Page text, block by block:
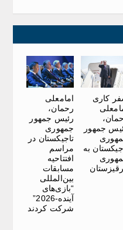
کاری
جمهور
به
امامعلی
رحمان،
رئیس جمهور
جمهوری
تاجیکستان در
مراسم
افتتاحیه
مسابقات
بین‌المللی
“بازی‌های
آینده-2026”
شرکت کردند